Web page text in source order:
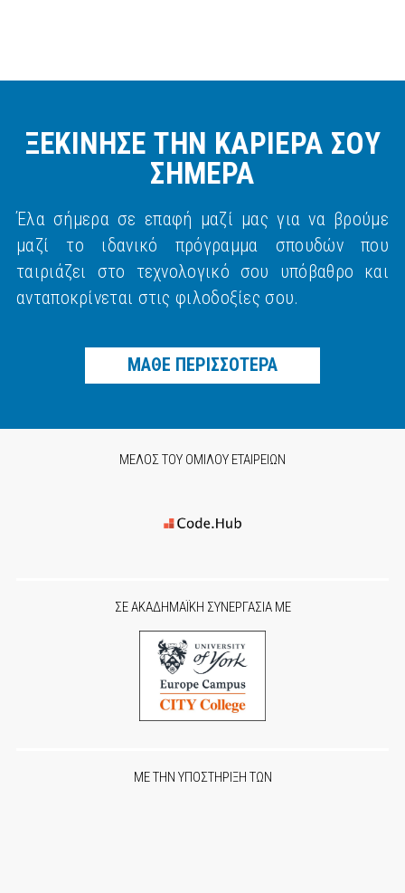
ΞΕΚΙΝΗΣΕ ΤΗΝ ΚΑΡΙΕΡΑ ΣΟΥ
ΣΗΜΕΡΑ
Έλα σήμερα σε επαφή μαζί μας για να βρούμε
μαζί το ιδανικό πρόγραμμα σπουδών που
ταιριάζει στο τεχνολογικό σου υπόβαθρο και
ανταποκρίνεται στις φιλοδοξίες σου.
ΜΑΘΕ ΠΕΡΙΣΣΟΤΕΡΑ
ΜΕΛΟΣ ΤΟΥ ΟΜΙΛΟΥ ΕΤΑΙΡΕΙΩΝ
ΣΕ ΑΚΑΔΗΜΑΪΚΗ ΣΥΝΕΡΓΑΣΙΑ ΜΕ
ΜΕ ΤΗΝ ΥΠΟΣΤΗΡΙΞΗ ΤΩΝ